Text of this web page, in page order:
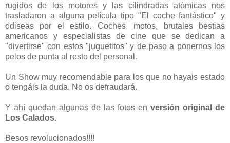
rugidos de los motores y las cilindradas atómicas nos
trasladaron a alguna película tipo "El coche fantástico" y
odiseas por el estilo. Coches, motos, brutales bestias
americanos y especialistas de cine que se dedican a
"divertirse" con estos "juguetitos" y de paso a ponernos los
pelos de punta al resto del personal.
Un Show muy recomendable para los que no hayais estado
o tengáis la duda. No os defraudará.
Y ahí quedan algunas de las fotos en versión original de
Los Calados.
Besos revolucionados!!!!